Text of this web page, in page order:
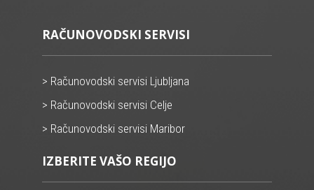
RAČUNOVODSKI SERVISI
> Računovodski servisi Ljubljana
> Računovodski servisi Celje
> Računovodski servisi Maribor
IZBERITE VAŠO REGIJO